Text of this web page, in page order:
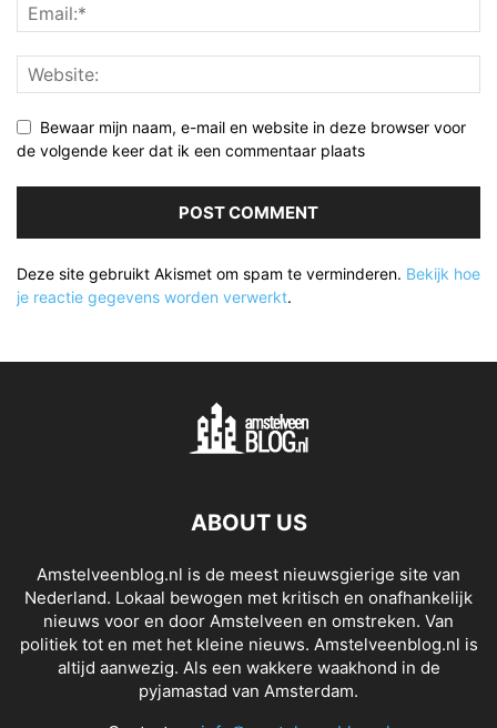
Bewaar mijn naam, e-mail en website in deze browser voor
de volgende keer dat ik een commentaar plaats
Deze site gebruikt Akismet om spam te verminderen. Bekijk hoe
je reactie gegevens worden verwerkt.
ABOUT US
Amstelveenblog.nl is de meest nieuwsgierige site van
Nederland. Lokaal bewogen met kritisch en onafhankelijk
nieuws voor en door Amstelveen en omstreken. Van
politiek tot en met het kleine nieuws. Amstelveenblog.nl is
altijd aanwezig. Als een wakkere waakhond in de
pyjamastad van Amsterdam.